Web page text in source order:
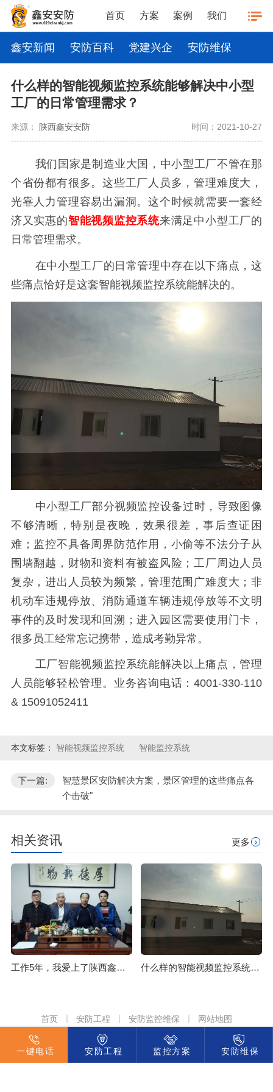
首页 方案 案例 我们
鑫安新闻 安防百科 党建兴企 安防维保
什么样的智能视频监控系统能够解决中小型
工厂的日常管理需求？
来源： 陕西鑫安安防 时间：2021-10-27
我们国家是制造业大国，中小型工厂不管在那
个省份都有很多。这些工厂人员多，管理难度大，
光靠人力管理容易出漏洞。这个时候就需要一套经
济又实惠的智能视频监控系统来满足中小型工厂的
日常管理需求。
在中小型工厂的日常管理中存在以下痛点，这
些痛点恰好是这套智能视频监控系统能解决的。
中小型工厂部分视频监控设备过时，导致图像
不够清晰，特别是夜晚，效果很差，事后查证困
难；监控不具备周界防范作用，小偷等不法分子从
围墙翻越，财物和资料有被盗风险；工厂周边人员
复杂，进出人员较为频繁，管理范围广难度大；非
机动车违规停放、消防通道车辆违规停放等不文明
事件的及时发现和回溯；进入园区需要使用门卡，
很多员工经常忘记携带，造成考勤异常。
工厂智能视频监控系统能解决以上痛点，管理
人员能够轻松管理。业务咨询电话：4001-330-110
& 15091052411
本文标签： 智能视频监控系统 智能监控系统
下一篇:
智慧景区安防解决方案，景区管理的这些痛点各
个击破"
相关资讯 更多
工作5年，我爱上了陕西鑫安安防 什么样的智能视频监控系统能够解决中小型工厂的日常管理需求？
首页 安防工程 安防监控维保 网站地图
陕西鑫安安防科技集团有限责任公司 版权所有
一键电话 安防工程 监控方案 安防维保